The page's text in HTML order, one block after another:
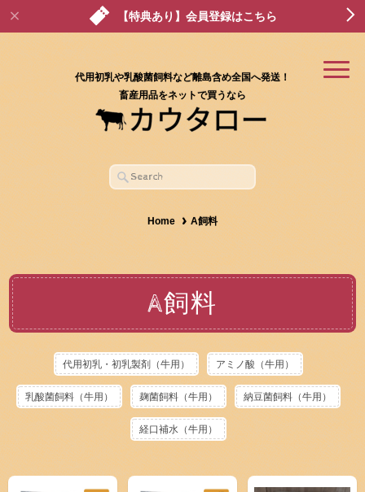
【特典あり】会員登録はこちら
代用初乳や乳酸菌飼料など離島含め全国へ発送！
畜産用品をネットで買うなら
Home A飼料
A飼料
代用初乳・初乳製剤（牛用） アミノ酸（牛用）
乳酸菌飼料（牛用） 麹菌飼料（牛用） 納豆菌飼料（牛用）
経口補水（牛用）